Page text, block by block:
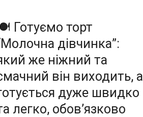
Готуємо торт
дівчинка”:
же ніжний та
він виходить, а
дуже швидко
легко, обов’язково